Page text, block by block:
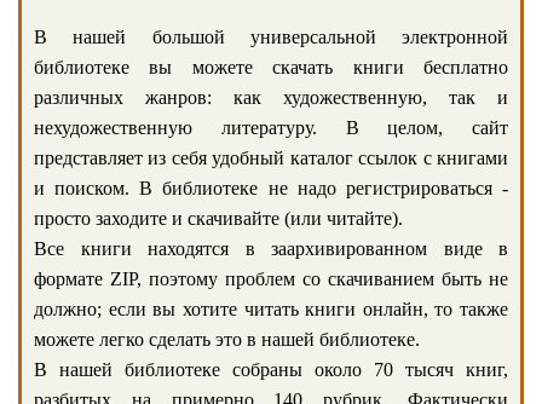
В нашей большой универсальной электронной
библиотеке вы можете скачать книги бесплатно
различных жанров: как художественную, так и
нехудожественную литературу. В целом, сайт
представляет из себя удобный каталог ссылок с книгами
и поиском. В библиотеке не надо регистрироваться -
просто заходите и скачивайте (или читайте).
Все книги находятся в заархивированном виде в
формате ZIP, поэтому проблем со скачиванием быть не
должно; если вы хотите читать книги онлайн, то также
можете легко сделать это в нашей библиотеке.
В нашей библиотеке собраны около 70 тысяч книг,
разбитых на примерно 140 рубрик. Фактически